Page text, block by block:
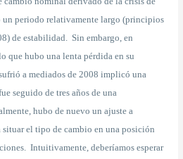
un periodo relativamente largo (principios
de estabilidad. Sin embargo, en
que hubo una lenta pérdida en su
a mediados de 2008 implicó una
seguido de tres años de una
hubo de nuevo un ajuste a
el tipo de cambio en una posición
Intuitivamente, deberíamos esperar